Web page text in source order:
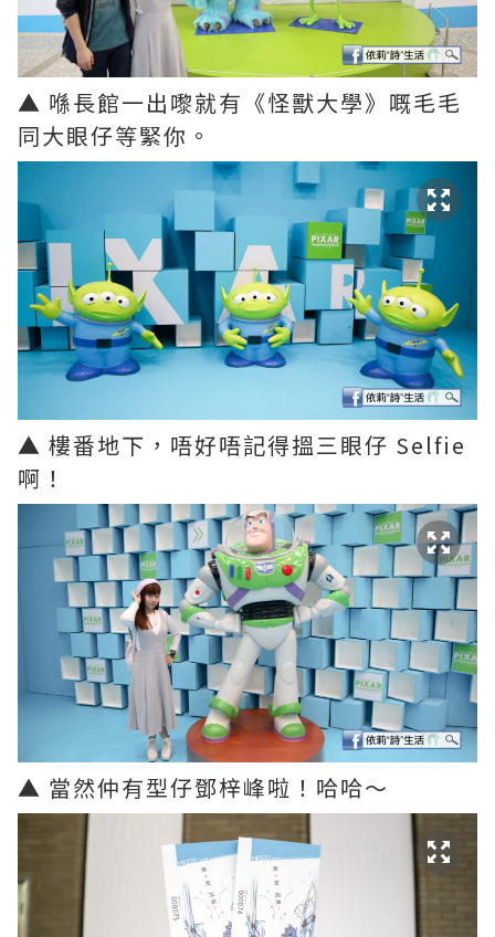
▲ 喺長館一出嚟就有《怪獸大學》嘅毛毛
同大眼仔等緊你。
▲ 樓番地下，唔好唔記得搵三眼仔 Selfie
啊！
▲ 當然仲有型仔鄧梓峰啦！哈哈～